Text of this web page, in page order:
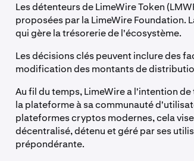
Les détenteurs de LimeWire Token
proposées par la LimeWire Foundation.
qui gère la trésorerie de l'écosystème.
Les décisions clés peuvent inclure des
modification des montants de
Au fil du temps, LimeWire a l'intention
la plateforme à sa communauté
plateformes cryptos modernes, cela
décentralisé, détenu et géré par ses
prépondérante.